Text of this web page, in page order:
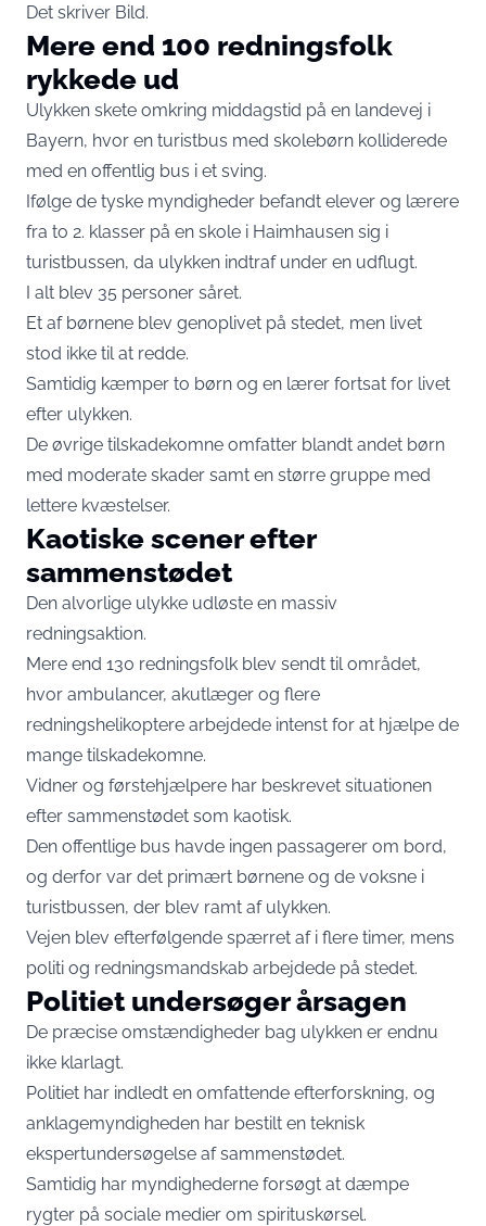
Det skriver Bild.
Mere end 100 redningsfolk
rykkede ud
Ulykken skete omkring middagstid på en landevej i
Bayern, hvor en turistbus med skolebørn kolliderede
med en offentlig bus i et sving.
Ifølge de tyske myndigheder befandt elever og lærere
fra to 2. klasser på en skole i Haimhausen sig i
turistbussen, da ulykken indtraf under en udflugt.
I alt blev 35 personer såret.
Et af børnene blev genoplivet på stedet, men livet
stod ikke til at redde.
Samtidig kæmper to børn og en lærer fortsat for livet
efter ulykken.
De øvrige tilskadekomne omfatter blandt andet børn
med moderate skader samt en større gruppe med
lettere kvæstelser.
Kaotiske scener efter
sammenstødet
Den alvorlige ulykke udløste en massiv
redningsaktion.
Mere end 130 redningsfolk blev sendt til området,
hvor ambulancer, akutlæger og flere
redningshelikoptere arbejdede intenst for at hjælpe de
mange tilskadekomne.
Vidner og førstehjælpere har beskrevet situationen
efter sammenstødet som kaotisk.
Den offentlige bus havde ingen passagerer om bord,
og derfor var det primært børnene og de voksne i
turistbussen, der blev ramt af ulykken.
Vejen blev efterfølgende spærret af i flere timer, mens
politi og redningsmandskab arbejdede på stedet.
Politiet undersøger årsagen
De præcise omstændigheder bag ulykken er endnu
ikke klarlagt.
Politiet har indledt en omfattende efterforskning, og
anklagemyndigheden har bestilt en teknisk
ekspertundersøgelse af sammenstødet.
Samtidig har myndighederne forsøgt at dæmpe
rygter på sociale medier om spirituskørsel.